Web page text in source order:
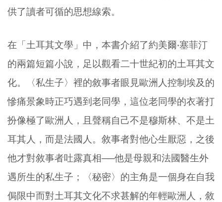
供了讀者可循的思想線索。
在「土耳其文學」中，本書介紹了約美爾‧塞菲汀
的兩篇短篇小說，足以觀看二十世紀初的土耳其文
化。〈私生子〉裡的敘事者眼見歐洲人控制埃及的
慘痛景象時正巧遇到老同學，這位老同學的衣著打
扮像極了歐洲人，且聲稱自己不是穆斯林、不是土
耳其人，而是法國人。敘事者對他心生厭惡，之後
他才對敘事者吐露真相──他是母親和法國醫生外
遇所生的私生子；〈秘密〉的主角是一個身在自我
侷限中而對土耳其文化不求甚解的年輕歐洲人，敘